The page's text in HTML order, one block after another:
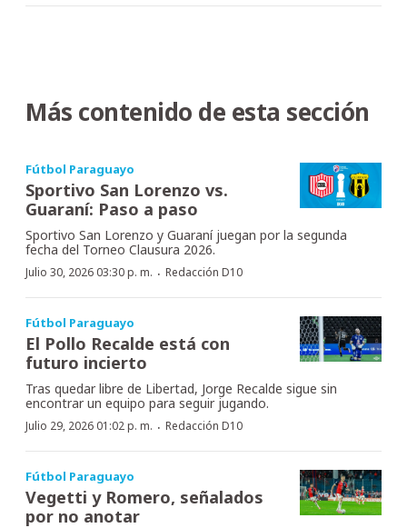
Más contenido de esta sección
Fútbol Paraguayo
Sportivo San Lorenzo vs.
Guaraní: Paso a paso
Sportivo San Lorenzo y Guaraní juegan por la segunda
fecha del Torneo Clausura 2026.
Julio 30, 2026 03:30 p. m. · Redacción D10
Fútbol Paraguayo
El Pollo Recalde está con
futuro incierto
Tras quedar libre de Libertad, Jorge Recalde sigue sin
encontrar un equipo para seguir jugando.
Julio 29, 2026 01:02 p. m. · Redacción D10
Fútbol Paraguayo
Vegetti y Romero, señalados
por no anotar